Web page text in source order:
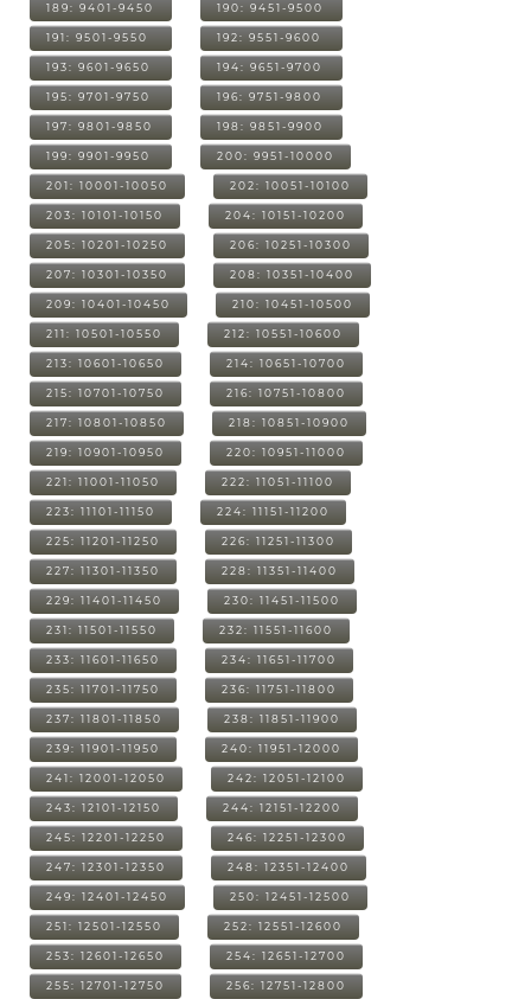
189: 9401-9450 190: 9451-9500
191: 9501-9550 192: 9551-9600
193: 9601-9650 194: 9651-9700
195: 9701-9750 196: 9751-9800
197: 9801-9850 198: 9851-9900
199: 9901-9950 200: 9951-10000
201: 10001-10050 202: 10051-10100
203: 10101-10150 204: 10151-10200
205: 10201-10250 206: 10251-10300
207: 10301-10350 208: 10351-10400
209: 10401-10450 210: 10451-10500
211: 10501-10550 212: 10551-10600
213: 10601-10650 214: 10651-10700
215: 10701-10750 216: 10751-10800
217: 10801-10850 218: 10851-10900
219: 10901-10950 220: 10951-11000
221: 11001-11050 222: 11051-11100
223: 11101-11150 224: 11151-11200
225: 11201-11250 226: 11251-11300
227: 11301-11350 228: 11351-11400
229: 11401-11450 230: 11451-11500
231: 11501-11550 232: 11551-11600
233: 11601-11650 234: 11651-11700
235: 11701-11750 236: 11751-11800
237: 11801-11850 238: 11851-11900
239: 11901-11950 240: 11951-12000
241: 12001-12050 242: 12051-12100
243: 12101-12150 244: 12151-12200
245: 12201-12250 246: 12251-12300
247: 12301-12350 248: 12351-12400
249: 12401-12450 250: 12451-12500
251: 12501-12550 252: 12551-12600
253: 12601-12650 254: 12651-12700
255: 12701-12750 256: 12751-12800